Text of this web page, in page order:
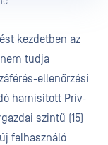
kezdetben az
tudja
ellenőrzési
hamisított Priv-
szintű (15)
felhasználó